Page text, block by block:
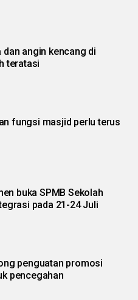
dan angin kencang di
teratasi
fungsi masjid perlu terus
buka SPMB Sekolah
pada 21-24 Juli
penguatan promosi
pencegahan